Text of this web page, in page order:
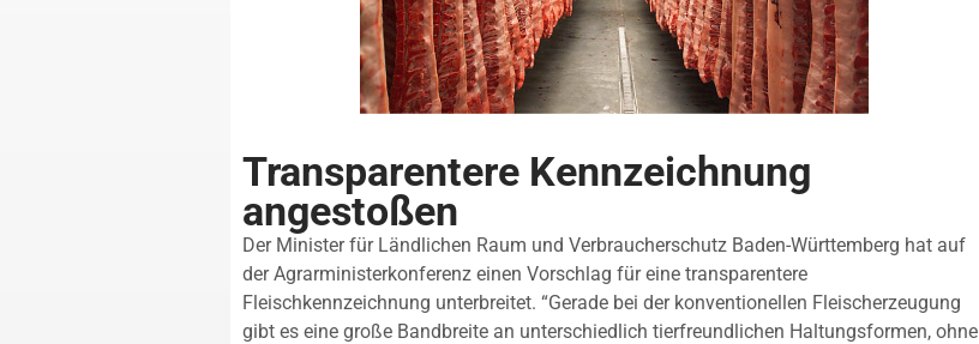
Transparentere Kennzeichnung
angestoßen
Der Minister für Ländlichen Raum und Verbraucherschutz Baden-Württemberg hat auf
der Agrarministerkonferenz einen Vorschlag für eine transparentere
Fleischkennzeichnung unterbreitet. “Gerade bei der konventionellen Fleischerzeugung
gibt es eine große Bandbreite an unterschiedlich tierfreundlichen Haltungsformen, ohne